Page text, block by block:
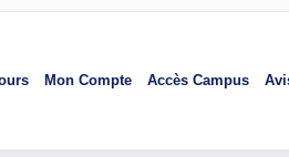
Mon Compte Accès Campus